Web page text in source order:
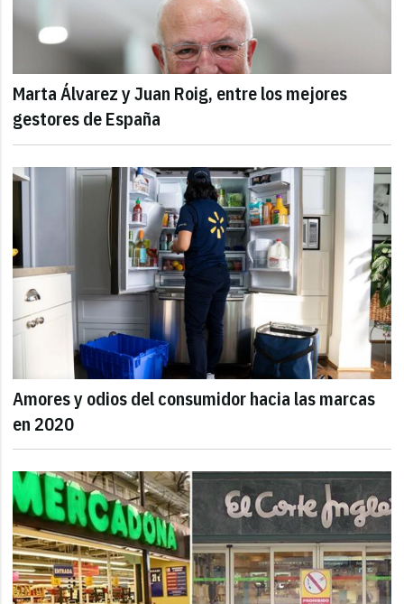
Marta Álvarez y Juan Roig, entre los mejores
gestores de España
Amores y odios del consumidor hacia las marcas
en 2020